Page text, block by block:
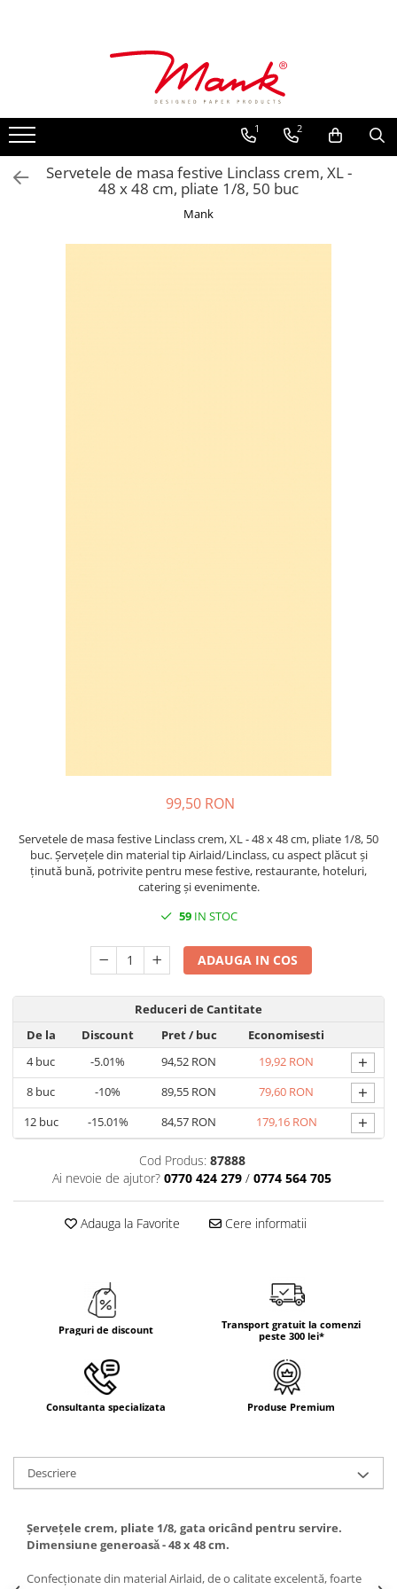
Toate Produsele
UNI
IMPRIMEU
SERVETELE FESTIVE
CULORI UNI
AURIU, ARGINTIU & BRONZ
CULORI UNI
NAPROANE MASA
CAPACE, COASTERE & BAVETE
VESELA PREMIUM UNICA
FOLOSINTA
SPA & WELLNESS
SETURI DE MASA
CUMPARA LA BAX - 1+1 Gratis
DECORURI DE MASA TEMATICE
DECOR VERDE
DECOR ALBASTRU
DECOR AURIU
DECOR ARGINTIU & GRI
DECOR BRONZ
DECOR PORTOCALIU & CARAMIZIU
DECOR GALBEN
DECOR CREM
DECOR ROZ
DECOR NUNTA & LOGODNA
DECOR BOTEZ
1 2
Servetele de masa festive Linclass crem, XL -
48 x 48 cm, pliate 1/8, 50 buc
Mank
99,50 RON
Servetele de masa festive Linclass crem, XL - 48 x 48 cm, pliate 1/8, 50
buc. Șervețele din material tip Airlaid/Linclass, cu aspect plăcut și
ținută bună, potrivite pentru mese festive, restaurante, hoteluri,
catering și evenimente.
59IN STOC
ADAUGA IN COS
Reduceri de Cantitate
De la
Discount Pret/ buc
Economisesti
4buc -5.01% 94,52 RON 19,92 RON +
8 buc -10% 89,55 RON 79,60 RON +
12buc -15.01% 84,57 RON 179,16 RON +
Cod Produs: 87888
Ai nevoie de ajutor? 0770 424 279 / 0774 564 705
Adauga la Favorite Cere informatii
Praguri de discount
Transport gratuit la comenzi
peste 300 lei*
Consultanta specializata Produse Premium
Descriere
Șervețele crem, pliate 1/8, gata oricând pentru servire.
Dimensiune generoasǎ - 48 x 48 cm.
Confecționate din material Airlaid, de o calitate excelentă, foarte